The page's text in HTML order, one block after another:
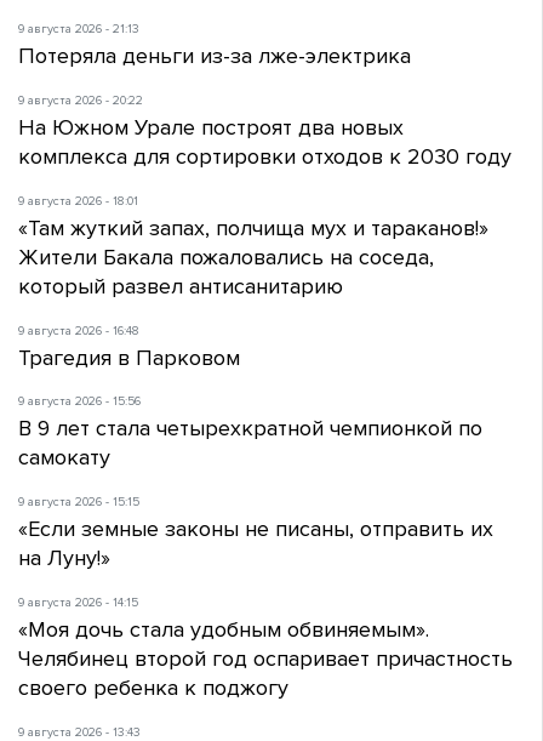
9 августа 2026 - 21:13
Потеряла деньги из-за лже-электрика
9 августа 2026 - 20:22
На Южном Урале построят два новых
комплекса для сортировки отходов к 2030 году
9 августа 2026 - 18:01
«Там жуткий запах, полчища мух и тараканов!»
Жители Бакала пожаловались на соседа,
который развел антисанитарию
9 августа 2026 - 16:48
Трагедия в Парковом
9 августа 2026 - 15:56
В 9 лет стала четырехкратной чемпионкой по
самокату
9 августа 2026 - 15:15
«Если земные законы не писаны, отправить их
на Луну!»
9 августа 2026 - 14:15
«Моя дочь стала удобным обвиняемым».
Челябинец второй год оспаривает причастность
своего ребенка к поджогу
9 августа 2026 - 13:43